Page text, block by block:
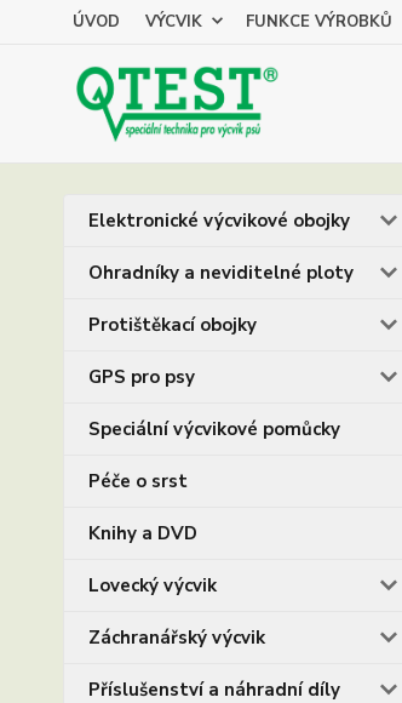
ÚVOD VÝCVIK FUNKCE VÝROBKŮ
Elektronické výcvikové obojky
Ohradníky a neviditelné ploty
Protištěkací obojky
GPS pro psy
Speciální výcvikové pomůcky
Péče o srst
Knihy a DVD
Lovecký výcvik
Záchranářský výcvik
Příslušenství a náhradní díly